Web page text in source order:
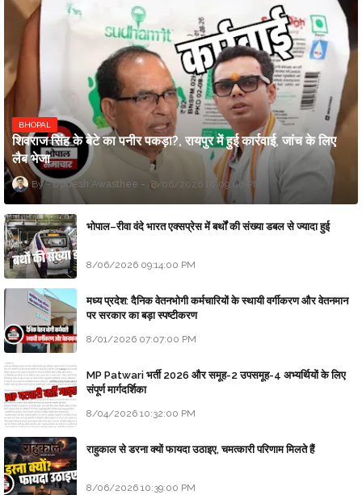
BHOPAL
शिवराज सिंह के बेटे का पनीर पकड़ा?, रायपुर में हुई कार्रवाई, जांच के लिए
लैब भेजा
Updesh Awasthee 8/06/2026 10:09:00 PM
भोपाल–रीवा वंदे भारत एक्सप्रेस में बर्थों की संख्या डबल से ज्यादा हुई
8/06/2026 09:14:00 PM
मध्य प्रदेश: दैनिक वेतनभोगी कर्मचारियों के स्थायी वर्गीकरण और वेतनमान
पर सरकार का बड़ा स्पष्टीकरण
8/01/2026 07:07:00 PM
MP Patwari भर्ती 2026 और समूह-2 उपसमूह-4 अभ्यर्थियों के लिए
संपूर्ण मार्गदर्शिका
8/04/2026 10:32:00 PM
राहुकाल से डरना क्यों फायदा उठाइए, चमत्कारी परिणाम मिलते हैं
8/06/2026 10:39:00 PM